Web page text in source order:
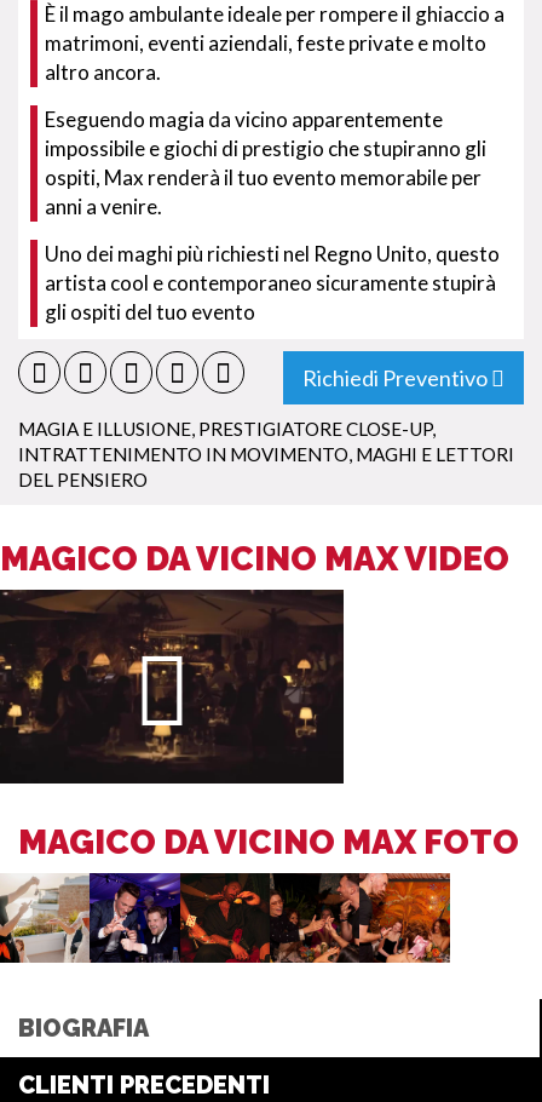
È il mago ambulante ideale per rompere il ghiaccio a
matrimoni, eventi aziendali, feste private e molto
altro ancora.
Eseguendo magia da vicino apparentemente
impossibile e giochi di prestigio che stupiranno gli
ospiti, Max renderà il tuo evento memorabile per
anni a venire.
Uno dei maghi più richiesti nel Regno Unito, questo
artista cool e contemporaneo sicuramente stupirà
gli ospiti del tuo evento
Richiedi Preventivo
MAGIA E ILLUSIONE, PRESTIGIATORE CLOSE-UP,
INTRATTENIMENTO IN MOVIMENTO, MAGHI E LETTORI
DEL PENSIERO
MAGICO DA VICINO MAX VIDEO
MAGICO DA VICINO MAX FOTO
BIOGRAFIA
CLIENTI PRECEDENTI